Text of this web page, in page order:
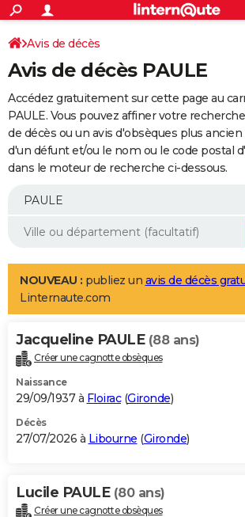
ACTUALITÉS
Politique
Société
Faits Divers
Education
Monde
Villes
+
SPORT
Coupe du monde 2026
Football
Tennis
Cyclisme
Rugby
Forum
Programme TV
TNT
Streaming
Cinéma
Sorties cinéma
Musique
+
FINANCE
Retraite
Impôts
Epargne
Immobilier
Risques naturels par ville
Banque
Assurance
Crédit
AUTO
Essais
Réserver un essai
Citadines
Berlines
SUV
Forum auto
+
Mobiles
Meilleur smartphone
Internet
Ordinateurs
Jeux vidéo
Guide high-tech
Aménagement intérieur
LIFESTYLE
Art de vivre
Bien-être
Loisirs
Mode
Modes de vie
Alimentation
Guide de la santé
Maladies
Médicaments
Sommeil
VOYAGE
Destinations
City break
Voyage nature
Voyage de noces
Forum
Climat
+PHOTO
GUIDES D'ACHAT
BONS PLANS
Carte de Noël
Carte Bonne année
Carte Saint-Valentin
Carte Pâques
Carte d'anniversaire
DICTIONNAIRE
Avis de décès
Avis de décès PAULE
Accédez gratuitement sur cette page au
PAULE. Vous pouvez affiner votre
de décès ou un avis d'obsèques plus
d'un défunt et/ou le nom ou le code postal
dans le moteur de recherche ci-dessous.
NOUVEAU : publiez un avis de décès
Linternaute.com
Jacqueline PAULE (88 ans)
Créer une cagnotte obsèques
Naissance
29/09/1937 à Floirac(Gironde)
Décès
27/07/2026 à Libourne (Gironde)
Lucile PAULE (80 ans)
Créer une cagnotte obsèques